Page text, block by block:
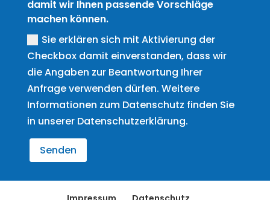
damit wir Ihnen passende Vorschläge
machen können.
Sie erklären sich mit Aktivierung der
Checkbox damit einverstanden, dass wir
die Angaben zur Beantwortung Ihrer
Anfrage verwenden dürfen. Weitere
Informationen zum Datenschutz finden Sie
in unserer Datenschutzerklärung.
Senden